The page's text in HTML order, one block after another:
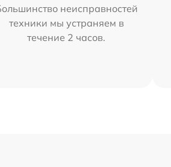
неисправностей
техники мы устраняем в
течение 2 часов.